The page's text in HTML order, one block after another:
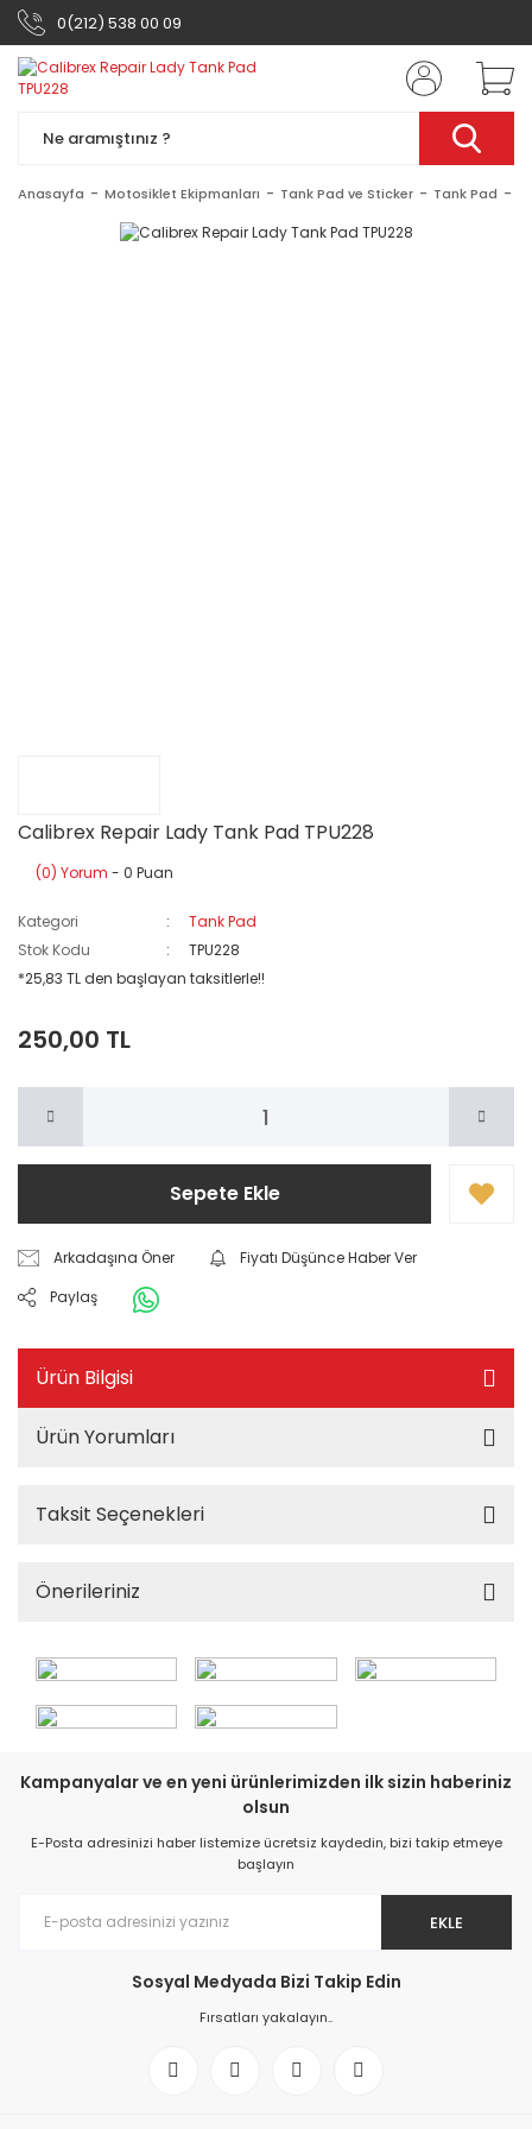
0(212) 538 00 09
Anasayfa Motosiklet Ekipmanları Tank Pad ve Sticker Tank Pad
Calibrex Repair Lady Tank Pad TPU228
(0) Yorum - 0 Puan
Kategori
Tank Pad
Stok Kodu
TPU228
*25,83 TL den başlayan taksitlerle!!
250,00 TL
Sepete Ekle
Arkadaşına Öner
Fiyatı Düşünce Haber Ver
Paylaş
Ürün Bilgisi
Ürün Yorumları
Taksit Seçenekleri
Önerileriniz
Kampanyalar ve en yeni ürünlerimizden ilk sizin haberiniz
olsun
E-Posta adresinizi haber listemize ücretsiz kaydedin, bizi takip etmeye
başlayın
EKLE
Sosyal Medyada Bizi Takip Edin
Fırsatları yakalayın..